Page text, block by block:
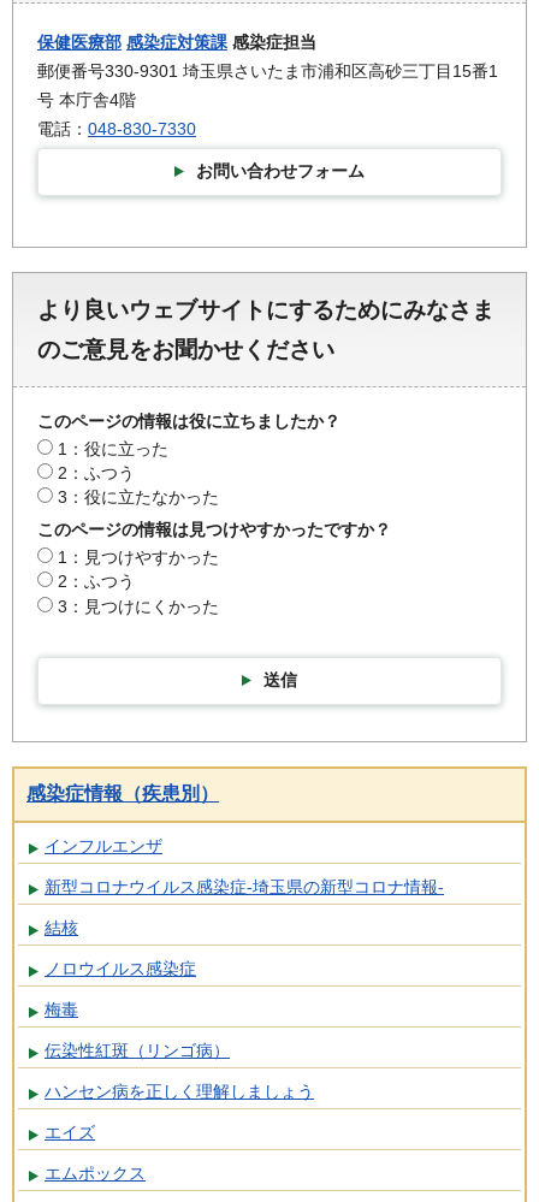
保健医療部 感染症対策課 感染症担当
郵便番号330-9301 埼玉県さいたま市浦和区高砂三丁目15番1
号 本庁舎4階
電話： 048-830-7330
お問い合わせフォーム
より良いウェブサイトにするためにみなさま
のご意見をお聞かせください
このページの情報は役に立ちましたか？
1：役に立った
2：ふつう
3：役に立たなかった
このページの情報は見つけやすかったですか？
1：見つけやすかった
2：ふつう
3：見つけにくかった
送信
感染症情報（疾患別）
インフルエンザ
新型コロナウイルス感染症-埼玉県の新型コロナ情報-
結核
ノロウイルス感染症
梅毒
伝染性紅斑（リンゴ病）
ハンセン病を正しく理解しましょう
エイズ
エムポックス